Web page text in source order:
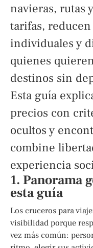
navieras, rutas
tarifas,
individuales y
quienes
destinos sin
Esta guía
precios con
ocultos y
combine
experiencia
1. Panorama
esta guía
Los cruceros para
visibilidad porque
vez más común: